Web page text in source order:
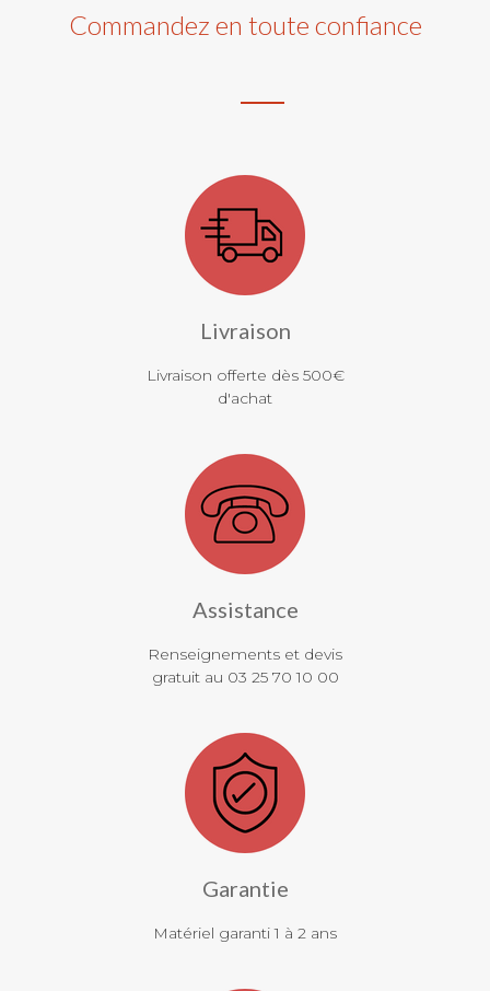
Commandez en toute confiance
Livraison
Livraison offerte dès 500€
d'achat
Assistance
Renseignements et devis
gratuit au 03 25 70 10 00
Garantie
Matériel garanti 1 à 2 ans